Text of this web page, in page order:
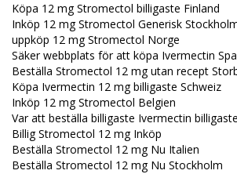
Köpa 12 mg Stromectol billigaste Finland
Inköp 12 mg Stromectol Generisk
uppköp 12 mg Stromectol Norge
Säker webbplats för att köpa Ivermectin
Beställa Stromectol 12 mg utan recept
Köpa Ivermectin 12 mg billigaste Schweiz
Inköp 12 mg Stromectol Belgien
Var att beställa billigaste Ivermectin billigaste
Billig Stromectol 12 mg Inköp
Beställa Stromectol 12 mg Nu Italien
Beställa Stromectol 12 mg Nu Stockholm